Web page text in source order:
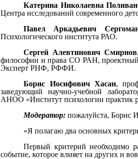
Катерина Николаевна
Центра исследований современного
Павел Аркадьевич
Психологического института РАО.
Сергей Алевтинович Смирнов
философии и права СО РАН, проектный
Эксперт РНФ, РФФИ.
Борис Иосифович Хасан,
заведующий научно-учебной
АНОО «Институт психологии практик
Модератор: пожалуйста, Борис
«Я полагаю два основных
Первый критерий необходимо
событие, которое влияет на других и